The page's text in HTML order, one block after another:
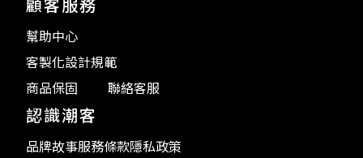
幫助中心
客製化設計規範
商品保固
聯絡客服
認識潮客
品牌故事服務條款隱私政策